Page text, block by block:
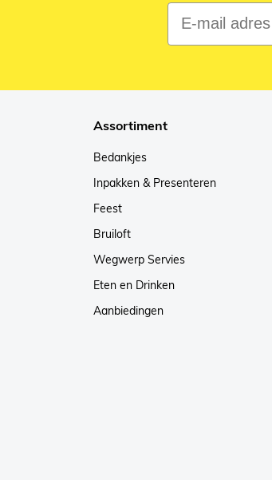
E-mail adres
Assortiment
Bedankjes
Inpakken & Presenteren
Feest
Bruiloft
Wegwerp Servies
Eten en Drinken
Aanbiedingen